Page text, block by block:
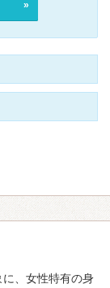
、女性特有の身